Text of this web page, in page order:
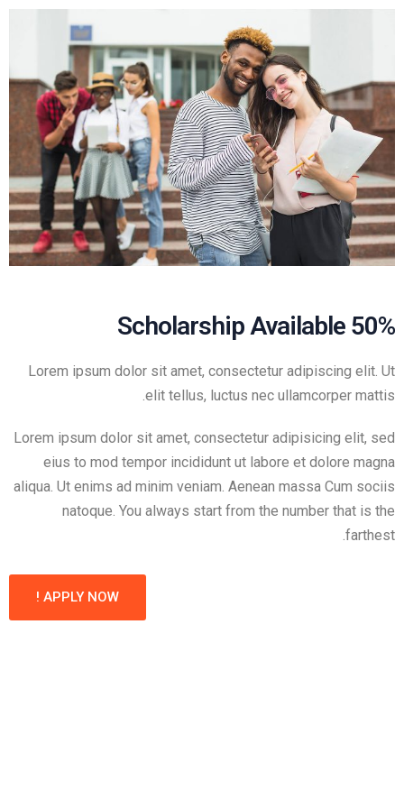
50% Scholarship Available
Lorem ipsum dolor sit amet, consectetur adipiscing elit. Ut
elit tellus, luctus nec ullamcorper mattis.
Lorem ipsum dolor sit amet, consectetur adipisicing elit, sed
eius to mod tempor incididunt ut labore et dolore magna
aliqua. Ut enims ad minim veniam. Aenean massa Cum sociis
natoque. You always start from the number that is the
farthest.
APPLY NOW !